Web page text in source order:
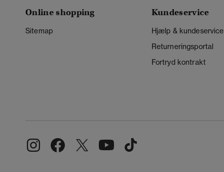
Online shopping
Sitemap
Kundeservice
Hjælp & kundeservice
Returneringsportal
Fortryd kontrakt